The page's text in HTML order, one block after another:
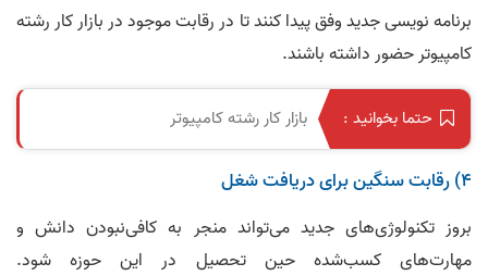
برنامه‌ نویسی جدید وفق پیدا کنند تا در رقابت موجود در بازار کار رشته
کامپیوتر حضور داشته باشند.
حتما بخوانید : بازار کار رشته کامپیوتر
۴) رقابت سنگین برای دریافت شغل
بروز تکنولوژی‌های جدید می‌تواند منجر به کافی‌نبودن دانش و
مهارت‌های کسب‌شده حین تحصیل در این حوزه شود.